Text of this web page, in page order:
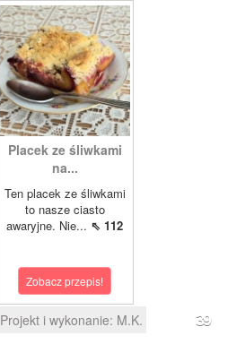
Placek ze śliwkami
na...
Ten placek ze śliwkami
to nasze ciasto
awaryjne. Nie... ⇖ 112
Zobacz przepis!
Projekt i wykonanie: M.K. 39